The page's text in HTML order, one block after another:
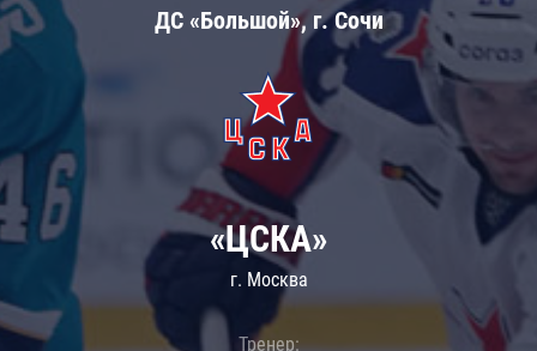
ДС «Большой», г. Сочи
«ЦСКА»
г. Москва
Тренер: